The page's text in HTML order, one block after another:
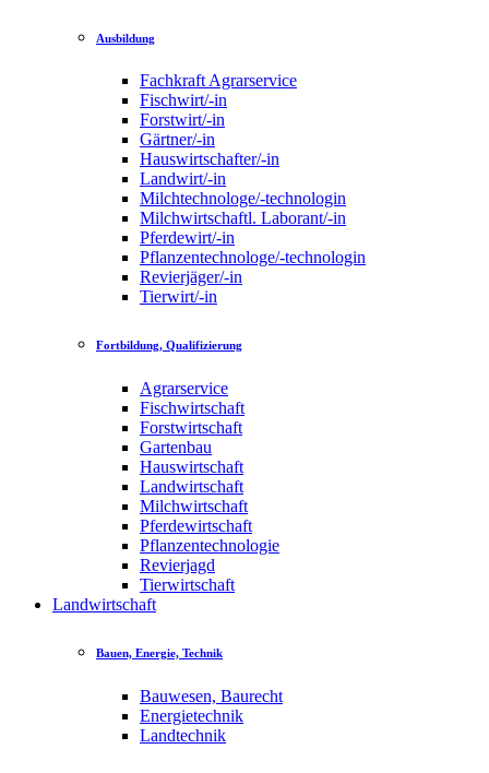
Ausbildung
Fachkraft Agrarservice
Fischwirt/-in
Forstwirt/-in
Gärtner/-in
Hauswirtschafter/-in
Landwirt/-in
Milchtechnologe/-technologin
Milchwirtschaftl. Laborant/-in
Pferdewirt/-in
Pflanzentechnologe/-technologin
Revierjäger/-in
Tierwirt/-in
Fortbildung, Qualifizierung
Agrarservice
Fischwirtschaft
Forstwirtschaft
Gartenbau
Hauswirtschaft
Landwirtschaft
Milchwirtschaft
Pferdewirtschaft
Pflanzentechnologie
Revierjagd
Tierwirtschaft
Landwirtschaft
Bauen, Energie, Technik
Bauwesen, Baurecht
Energietechnik
Landtechnik